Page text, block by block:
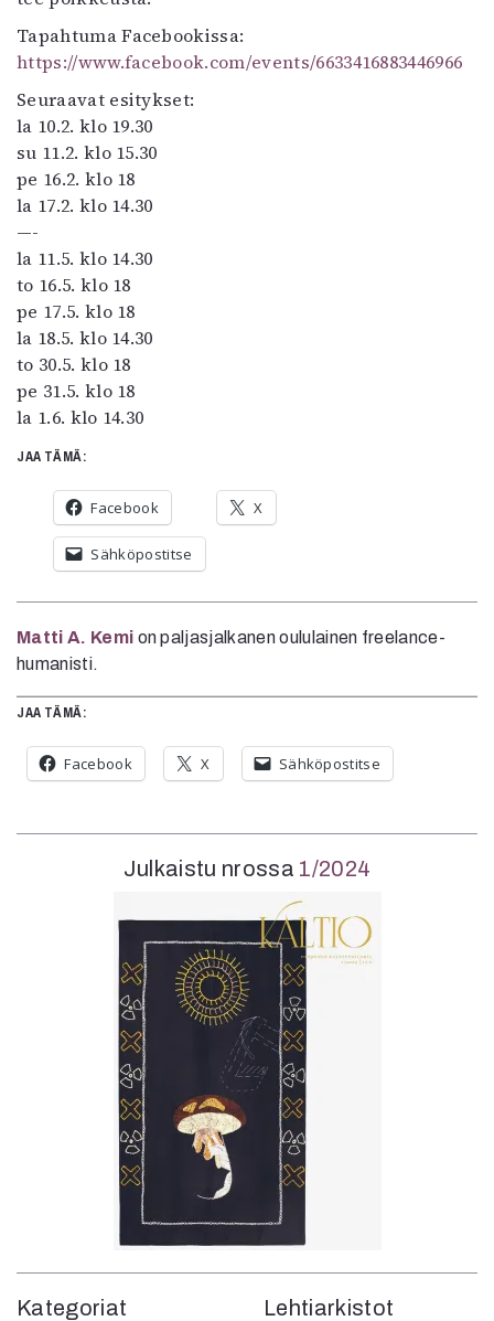
Tapahtuma Facebookissa:
https://www.facebook.com/events/6633416883446966
Seuraavat esitykset:
la 10.2. klo 19.30
su 11.2. klo 15.30
pe 16.2. klo 18
la 17.2. klo 14.30
—-
la 11.5. klo 14.30
to 16.5. klo 18
pe 17.5. klo 18
la 18.5. klo 14.30
to 30.5. klo 18
pe 31.5. klo 18
la 1.6. klo 14.30
JAA TÄMÄ:
Facebook X
Sähköpostitse
Matti A. Kemi on paljasjalkanen oululainen freelance-
humanisti.
Julkaistu nrossa 1/2024
Kategoriat Lehtiarkistot
JAA TÄMÄ:
Facebook X Sähköpostitse